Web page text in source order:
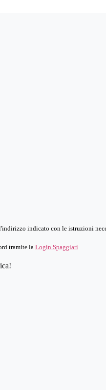
indicato con le istruzioni
tramite la Login Spaggiari